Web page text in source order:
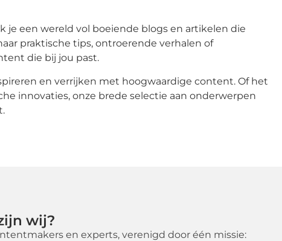
je een wereld vol boeiende blogs en artikelen die
praktische tips, ontroerende verhalen of
die bij jou past.
en verrijken met hoogwaardige content. Of het
innovaties, onze brede selectie aan onderwerpen
wij?
en experts, verenigd door één missie: